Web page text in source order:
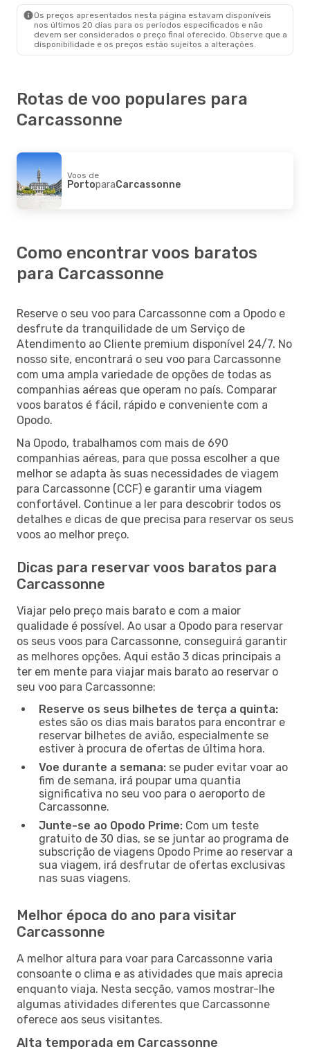
Os preços apresentados nesta página estavam disponíveis
nos últimos 20 dias para os períodos especificados e não
devem ser considerados o preço final oferecido. Observe que a
disponibilidade e os preços estão sujeitos a alterações.
Rotas de voo populares para
Carcassonne
Voos de
PortoparaCarcassonne
Como encontrar voos baratos
para Carcassonne
Reserve o seu voo para Carcassonne com a Opodo e
desfrute da tranquilidade de um Serviço de
Atendimento ao Cliente premium disponível 24/7. No
nosso site, encontrará o seu voo para Carcassonne
com uma ampla variedade de opções de todas as
companhias aéreas que operam no país. Comparar
voos baratos é fácil, rápido e conveniente com a
Opodo.
Na Opodo, trabalhamos com mais de 690
companhias aéreas, para que possa escolher a que
melhor se adapta às suas necessidades de viagem
para Carcassonne (CCF) e garantir uma viagem
confortável. Continue a ler para descobrir todos os
detalhes e dicas de que precisa para reservar os seus
voos ao melhor preço.
Dicas para reservar voos baratos para
Carcassonne
Viajar pelo preço mais barato e com a maior
qualidade é possível. Ao usar a Opodo para reservar
os seus voos para Carcassonne, conseguirá garantir
as melhores opções. Aqui estão 3 dicas principais a
ter em mente para viajar mais barato ao reservar o
seu voo para Carcassonne:
Reserve os seus bilhetes de terça a quinta:
estes são os dias mais baratos para encontrar e
reservar bilhetes de avião, especialmente se
estiver à procura de ofertas de última hora.
Voe durante a semana: se puder evitar voar ao
fim de semana, irá poupar uma quantia
significativa no seu voo para o aeroporto de
Carcassonne.
Junte-se ao Opodo Prime: Com um teste
gratuito de 30 dias, se se juntar ao programa de
subscrição de viagens Opodo Prime ao reservar a
sua viagem, irá desfrutar de ofertas exclusivas
nas suas viagens.
Melhor época do ano para visitar
Carcassonne
A melhor altura para voar para Carcassonne varia
consoante o clima e as atividades que mais aprecia
enquanto viaja. Nesta secção, vamos mostrar-lhe
algumas atividades diferentes que Carcassonne
oferece aos seus visitantes.
Alta temporada em Carcassonne